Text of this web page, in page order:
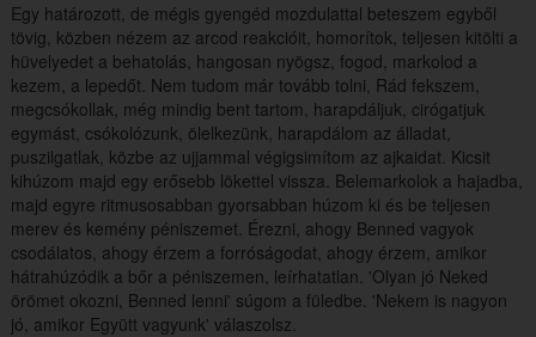
Egy határozott, de mégis gyengéd mozdulattal beteszem egyből
tövig, közben nézem az arcod reakcióit, homorítok, teljesen kitölti a
hüvelyedet a behatolás, hangosan nyögsz, fogod, markolod a
kezem, a lepedőt. Nem tudom már tovább tolni, Rád fekszem,
megcsókollak, még mindig bent tartom, harapdáljuk, cirógatjuk
egymást, csókolózunk, ölelkezünk, harapdálom az álladat,
puszilgatlak, közbe az ujjammal végigsimítom az ajkaidat. Kicsit
kihúzom majd egy erősebb lökettel vissza. Belemarkolok a hajadba,
majd egyre ritmusosabban gyorsabban húzom ki és be teljesen
merev és kemény péniszemet. Érezni, ahogy Benned vagyok
csodálatos, ahogy érzem a forróságodat, ahogy érzem, amikor
hátrahúzódik a bőr a péniszemen, leírhatatlan. 'Olyan jó Neked
örömet okozni, Benned lenni' súgom a füledbe. 'Nekem is nagyon
jó, amikor Együtt vagyunk' válaszolsz.